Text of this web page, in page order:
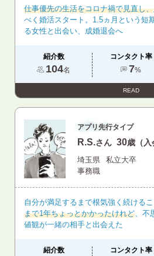
仕事優先の生活をコロナ禍で見直し、
べく婚活スタート。1.5ヵ月という短
る女性と出会い、成婚退会へ
紹介数
104名
コンタクト率
7%
READ
アプリ先行タイプ
R.S.さん 30歳（入
埼玉県
私立大卒
事務職
自分が満足するまで根気強く続けるこ
まで1年ちょっとかかったけれど、不
値観が一緒の相手と出会えた
紹介数 コンタクト率